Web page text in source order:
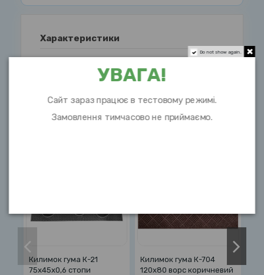
Характеристики
10 інших товарів в цій категорії:
Килимок гума К-704
120х80 ворс коричневий
Килимок з кантом
однотонний 40х60
Do not show again.
УВАГА!
Сайт зараз працює в тестовому режимі.
Замовлення тимчасово не приймаємо.